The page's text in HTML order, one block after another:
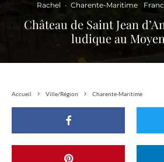
Rachel · Charente-Maritime
Château de Saint Jean
ludique au
Accueil Ville/Région Charente-Maritime